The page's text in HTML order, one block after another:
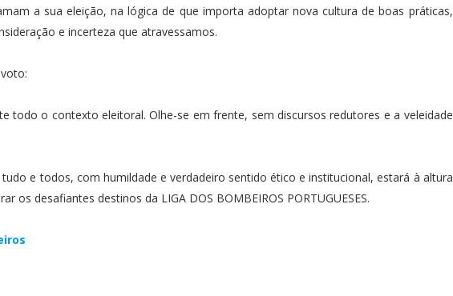
a sua eleição, na lógica de que importa adoptar nova cultura de boas práticas,
e incerteza que atravessamos.
todo o contexto eleitoral. Olhe-se em frente, sem discursos redutores e a veleidade
e todos, com humildade e verdadeiro sentido ético e institucional, estará à altura
os desafiantes destinos da LIGA DOS BOMBEIROS PORTUGUESES.